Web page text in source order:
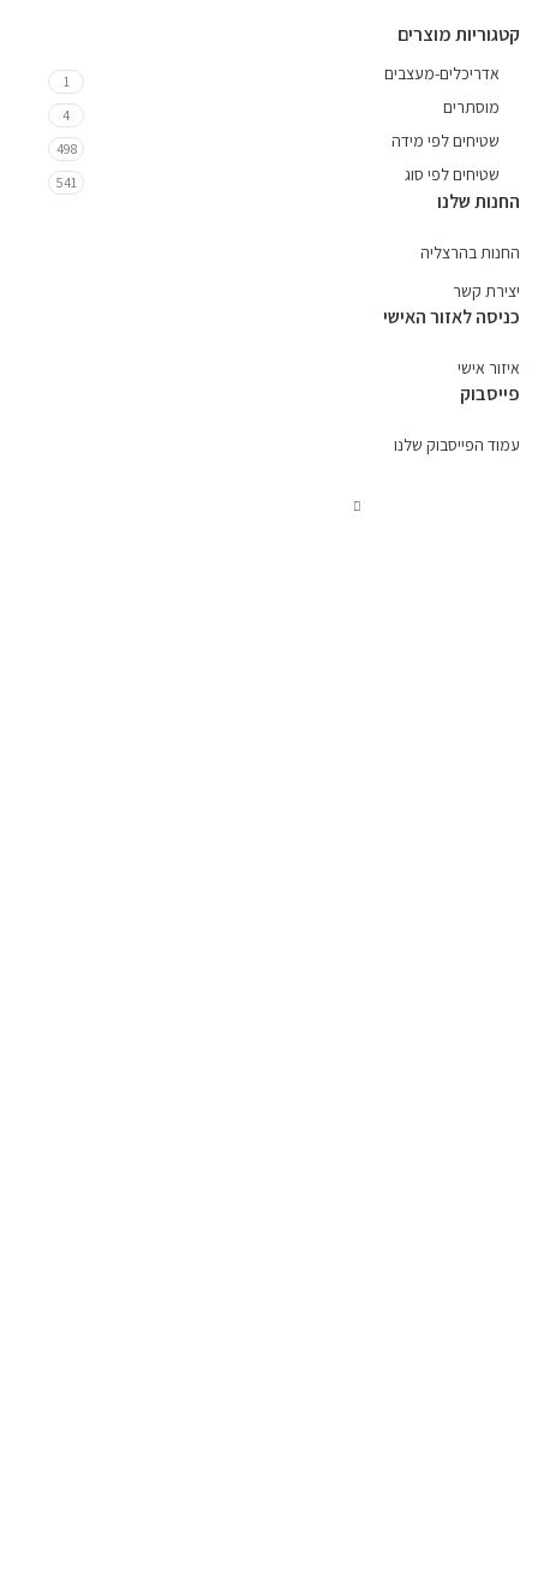
קטגוריות מוצרים
אדריכלים-מעצבים 1
מוסתרים 4
שטיחים לפי מידה 498
שטיחים לפי סוג 541
החנות שלנו
החנות בהרצליה
יצירת קשר
כניסה לאזור האישי
איזור אישי
פייסבוק
עמוד הפייסבוק שלנו